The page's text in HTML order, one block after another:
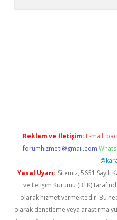
Reklam ve İletişim: E-mail:
forumhizmeti@gmail.com
Yasal Uyarı: Sitemiz, 5651
ve İletişim Kurumu (BTK)
olarak hizmet vermektedir. Bu
olarak denetleme veya araştırma